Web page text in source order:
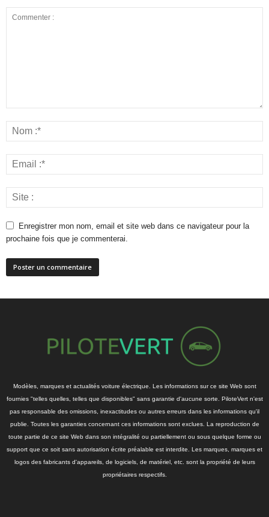
Enregistrer mon nom, email et site web dans ce navigateur pour la
prochaine fois que je commenterai.
Modèles, marques et actualités voiture électrique. Les informations sur ce site Web sont
fournies "telles quelles, telles que disponibles" sans garantie d'aucune sorte. PiloteVert n'est
pas responsable des omissions, inexactitudes ou autres erreurs dans les informations qu'il
publie. Toutes les garanties concernant ces informations sont exclues. La reproduction de
toute partie de ce site Web dans son intégralité ou partiellement ou sous quelque forme ou
support que ce soit sans autorisation écrite préalable est interdite. Les marques, marques et
logos des fabricants d'appareils, de logiciels, de matériel, etc. sont la propriété de leurs
propriétaires respectifs.